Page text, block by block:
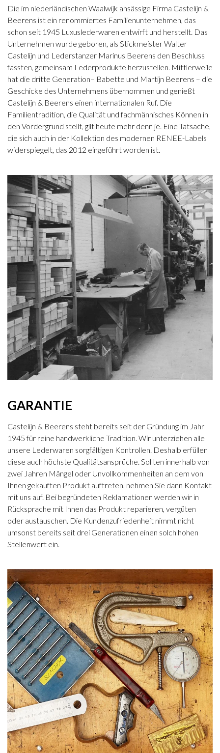
Die im niederländischen Waalwijk ansässige Firma Castelijn &
Beerens ist ein renommiertes Familienunternehmen, das
schon seit 1945 Luxuslederwaren entwirft und herstellt. Das
Unternehmen wurde geboren, als Stickmeister Walter
Castelijn und Lederstanzer Marinus Beerens den Beschluss
fassten, gemeinsam Lederprodukte herzustellen. Mittlerweile
hat die dritte Generation– Babette und Martijn Beerens – die
Geschicke des Unternehmens übernommen und genießt
Castelijn & Beerens einen internationalen Ruf. Die
Familientradition, die Qualität und fachmännisches Können in
den Vordergrund stellt, gilt heute mehr denn je. Eine Tatsache,
die sich auch in der Kollektion des modernen RENEE-Labels
widerspiegelt, das 2012 eingeführt worden ist.
GARANTIE
Castelijn & Beerens steht bereits seit der Gründung im Jahr
1945 für reine handwerkliche Tradition. Wir unterziehen alle
unsere Lederwaren sorgfältigen Kontrollen. Deshalb erfüllen
diese auch höchste Qualitätsansprüche. Sollten innerhalb von
zwei Jahren Mängel oder Unvollkommenheiten an dem von
Ihnen gekauften Produkt auftreten, nehmen Sie dann Kontakt
mit uns auf. Bei begründeten Reklamationen werden wir in
Rücksprache mit Ihnen das Produkt reparieren, vergüten
oder austauschen. Die Kundenzufriedenheit nimmt nicht
umsonst bereits seit drei Generationen einen solch hohen
Stellenwert ein.